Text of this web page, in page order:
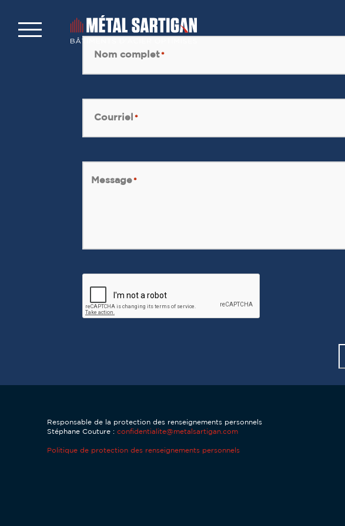
Nom complet*
Courriel *
Message*
CAPTCHA
Responsable de la protection des renseignements personnels
Stéphane Couture : confidentialite@metalsartigan.com
Politique de protection des renseignements personnels